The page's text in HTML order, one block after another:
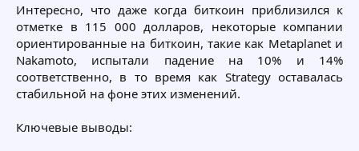
Интересно, что даже когда биткоин приблизился к
отметке в 115 000 долларов, некоторые компании
ориентированные на биткоин, такие как Metaplanet и
Nakamoto, испытали падение на 10% и 14%
соответственно, в то время как Strategy оставалась
стабильной на фоне этих изменений.
Ключевые выводы: